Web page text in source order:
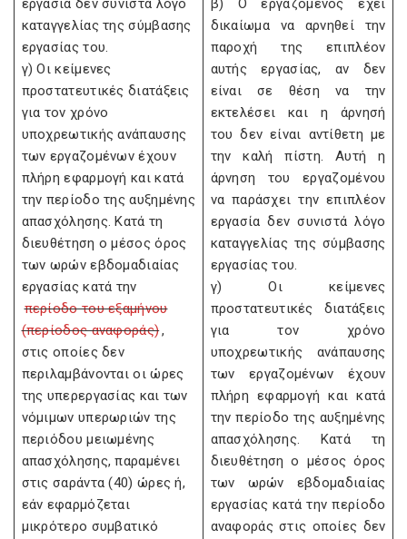
εργασία δεν συνιστά λόγο
καταγγελίας της σύμβασης
εργασίας του.
γ) Οι κείμενες
προστατευτικές διατάξεις
για τον χρόνο
υποχρεωτικής ανάπαυσης
των εργαζομένων έχουν
πλήρη εφαρμογή και κατά
την περίοδο της αυξημένης
απασχόλησης. Κατά τη
διευθέτηση ο μέσος όρος
των ωρών εβδομαδιαίας
εργασίας κατά την
περίοδο του εξαμήνου
(περίοδος αναφοράς),
στις οποίες δεν
περιλαμβάνονται οι ώρες
της υπερεργασίας και των
νόμιμων υπερωριών της
περιόδου μειωμένης
απασχόλησης, παραμένει
στις σαράντα (40) ώρες ή,
εάν εφαρμόζεται
μικρότερο συμβατικό
β) Ο εργαζόμενος έχει
δικαίωμα να αρνηθεί την
παροχή της επιπλέον
αυτής εργασίας, αν δεν
είναι σε θέση να την
εκτελέσει και η άρνησή
του δεν είναι αντίθετη με
την καλή πίστη. Αυτή η
άρνηση του εργαζομένου
να παράσχει την επιπλέον
εργασία δεν συνιστά λόγο
καταγγελίας της σύμβασης
εργασίας του.
γ) Οι κείμενες
προστατευτικές διατάξεις
για τον χρόνο
υποχρεωτικής ανάπαυσης
των εργαζομένων έχουν
πλήρη εφαρμογή και κατά
την περίοδο της αυξημένης
απασχόλησης. Κατά τη
διευθέτηση ο μέσος όρος
των ωρών εβδομαδιαίας
εργασίας κατά την περίοδο
αναφοράς στις οποίες δεν